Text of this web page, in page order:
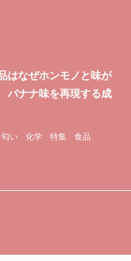
匂い 化学 特集 食品
はなぜホンモノと味が
ナナ味を再現する成